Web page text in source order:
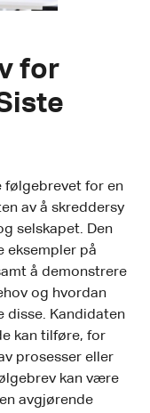
for
følgebrevet for en
av å skreddersy
selskapet. Den
eksempler på
å demonstrere
og hvordan
disse. Kandidaten
kan tilføre, for
prosesser eller
kan være
avgjørende